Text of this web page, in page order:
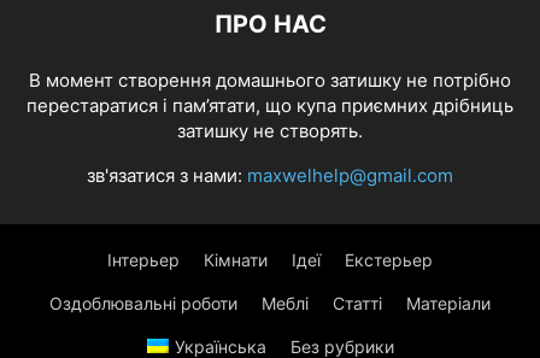
ПРО НАС
В момент створення домашнього затишку не потрібно
перестаратися і пам’ятати, що купа приємних дрібниць
затишку не створять.
зв'язатися з нами: maxwelhelp@gmail.com
Інтерьер Кімнати Ідеї Екстерьер
Оздоблювальні роботи Меблі Статті Матеріали
Українська Без рубрики